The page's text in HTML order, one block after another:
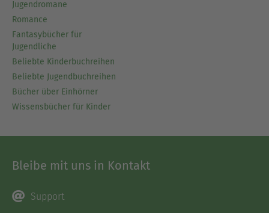
Jugendromane
Romance
Fantasybücher für
Jugendliche
Beliebte Kinderbuchreihen
Beliebte Jugendbuchreihen
Bücher über Einhörner
Wissensbücher für Kinder
Bleibe mit uns in Kontakt
Support